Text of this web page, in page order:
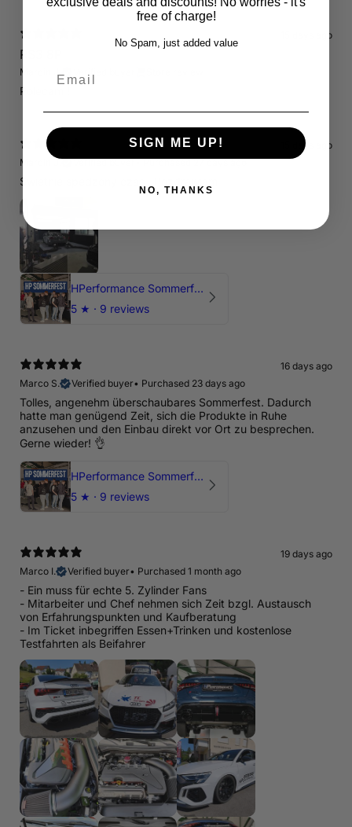
15 days ago
RS3 8P
Marcin J. Verified buyer
Polecam !
15 days ago
Marcin J.
Verified buyer•Purchased 27 days ago
Świetnie spedzony czas , Pozdrawiam
HPerformance Sommerfest 2026
5 ★ · 9 reviews
16 days ago
Marco S.
Verified buyer• Purchased 23 days ago
Tolles, angenehm überschaubares Sommerfest. Dadurch
hatte man genügend Zeit, sich die Produkte in Ruhe
anzusehen und den Einbau direkt vor Ort zu besprechen.
Gerne wieder! 👌
HPerformance Sommerfest 2026
5 ★ · 9 reviews
19 days ago
Marco I.
Verified buyer• Purchased 1 month ago
- Ein muss für echte 5. Zylinder Fans
- Mitarbeiter und Chef nehmen sich Zeit bzgl. Austausch
von Erfahrungspunkten und Kaufberatung
- Im Ticket inbegriffen Essen+Trinken und kostenlose
Testfahrten als Beifahrer
free of charge!
No Spam, just added value
SIGN ME UP!
NO, THANKS